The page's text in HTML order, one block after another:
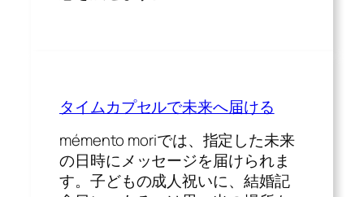
タイムカプセルで未来へ届ける
mémento moriでは、指定した未来
の日時にメッセージを届けられま
す。子どもの成人祝いに、結婚記